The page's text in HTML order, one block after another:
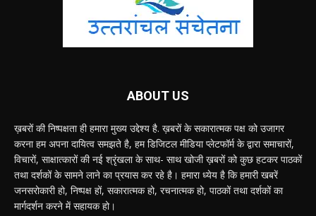
ABOUT US
ख़बरों की निष्पक्षता ही हमारा मुख्य उद्देश्य है. ख़बरों के सकारात्मक पक्ष को उजागर
करना हम अपना दायित्व समझते है, हम डिजिटल मीडिया प्लेटफॉर्म के द्वारा समाचारों,
विचारों, साक्षात्कारों की नई श्रृंखला के साथ- साथ खोजी ख़बरों को कुछ हटकर पाठकों
तथा दर्शकों के सामने लाने का प्रयास कर रहे है। हमारा ध्येय है कि हमारी खबरें
जनसरोकारी हो, निष्पक्ष हों, सकारात्मक हो, रचनात्मक हो, पाठकों तथा दर्शकों का
मार्गदर्शन करने में सहायक हो।